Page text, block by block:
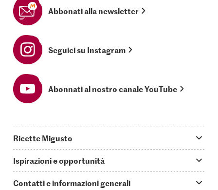
Abbonati alla newsletter
Seguici su Instagram
Abonnati al nostro canale YouTube
Ricette Migusto
Oggi cucino
Ispirazioni e opportunità
Contatti e informazioni generali